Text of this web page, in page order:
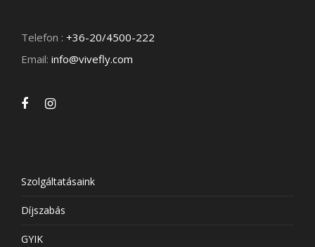
Telefon : +36-20/4500-222
Email: info@vivefly.com
Szolgáltatásaink
Díjszabás
GYIK